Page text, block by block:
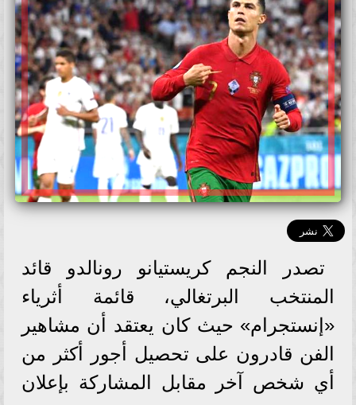
تصدر النجم كريستيانو رونالدو قائد
المنتخب البرتغالي، قائمة أثرياء
«إنستجرام» حيث كان يعتقد أن مشاهير
الفن قادرون على تحصيل أجور أكثر من
أي شخص آخر مقابل المشاركة بإعلان